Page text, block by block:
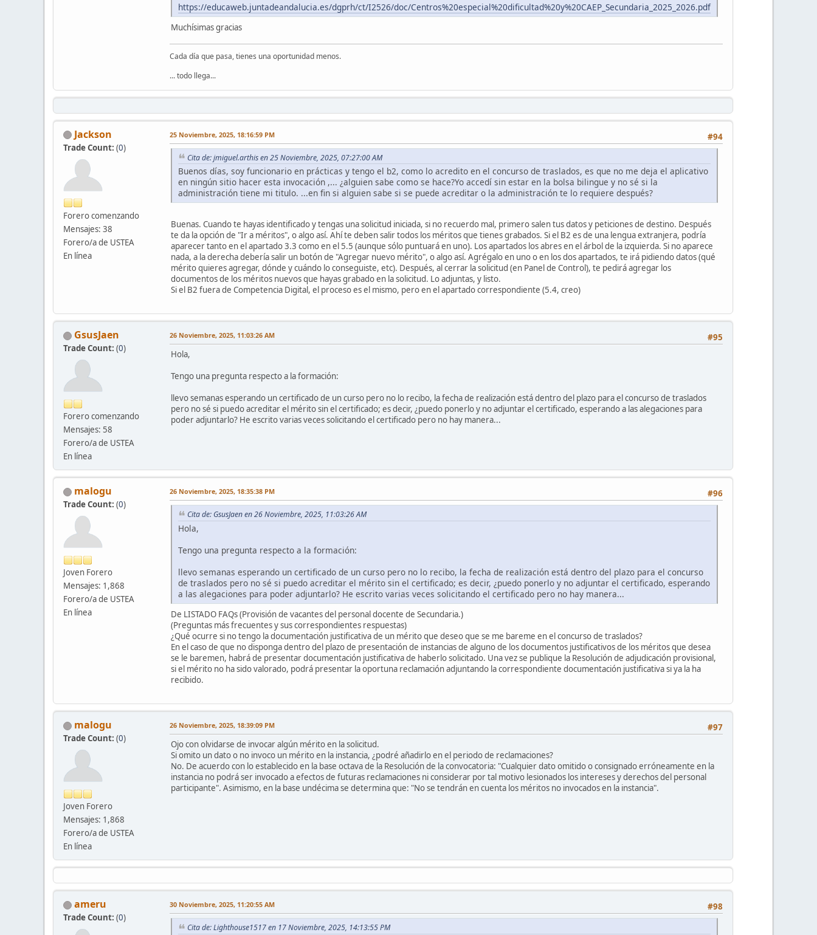
https://educaweb.juntadeandalucia.es/dgprh/ct/I2526/doc/Centros%20especial%20dificultad%20y%20CAEP_Secundaria_2025_2026.pdf
Muchísimas gracias
Cada día que pasa, tienes una oportunidad menos.
... todo llega...
Jackson
Trade Count: (0)
Forero comenzando
Mensajes: 38
Forero/a de USTEA
En línea
#94
25 Noviembre, 2025, 18:16:59 PM
Cita de: jmiguel.arthis en 25 Noviembre, 2025, 07:27:00 AM
Buenos días, soy funcionario en prácticas y tengo el b2, como lo acredito en el concurso de traslados, es que no me deja el aplicativo
en ningún sitio hacer esta invocación ,... ¿alguien sabe como se hace?Yo accedí sin estar en la bolsa bilingue y no sé si la
administración tiene mi titulo. ...en fin si alguien sabe si se puede acreditar o la administración te lo requiere después?
Buenas. Cuando te hayas identificado y tengas una solicitud iniciada, si no recuerdo mal, primero salen tus datos y peticiones de destino. Después
te da la opción de "Ir a méritos", o algo así. Ahí te deben salir todos los méritos que tienes grabados. Si el B2 es de una lengua extranjera, podría
aparecer tanto en el apartado 3.3 como en el 5.5 (aunque sólo puntuará en uno). Los apartados los abres en el árbol de la izquierda. Si no aparece
nada, a la derecha debería salir un botón de "Agregar nuevo mérito", o algo así. Agrégalo en uno o en los dos apartados, te irá pidiendo datos (qué
mérito quieres agregar, dónde y cuándo lo conseguiste, etc). Después, al cerrar la solicitud (en Panel de Control), te pedirá agregar los
documentos de los méritos nuevos que hayas grabado en la solicitud. Lo adjuntas, y listo.
Si el B2 fuera de Competencia Digital, el proceso es el mismo, pero en el apartado correspondiente (5.4, creo)
GsusJaen
Trade Count: (0)
Forero comenzando
Mensajes: 58
Forero/a de USTEA
En línea
#95
26 Noviembre, 2025, 11:03:26 AM
Hola,
Tengo una pregunta respecto a la formación:
llevo semanas esperando un certificado de un curso pero no lo recibo, la fecha de realización está dentro del plazo para el concurso de traslados
pero no sé si puedo acreditar el mérito sin el certificado; es decir, ¿puedo ponerlo y no adjuntar el certificado, esperando a las alegaciones para
poder adjuntarlo? He escrito varias veces solicitando el certificado pero no hay manera...
malogu
Trade Count: (0)
Joven Forero
Mensajes: 1,868
Forero/a de USTEA
En línea
#96
26 Noviembre, 2025, 18:35:38 PM
Cita de: GsusJaen en 26 Noviembre, 2025, 11:03:26 AM
Hola,
Tengo una pregunta respecto a la formación:
llevo semanas esperando un certificado de un curso pero no lo recibo, la fecha de realización está dentro del plazo para el concurso
de traslados pero no sé si puedo acreditar el mérito sin el certificado; es decir, ¿puedo ponerlo y no adjuntar el certificado, esperando
a las alegaciones para poder adjuntarlo? He escrito varias veces solicitando el certificado pero no hay manera...
De LISTADO FAQs (Provisión de vacantes del personal docente de Secundaria.)
(Preguntas más frecuentes y sus correspondientes respuestas)
¿Qué ocurre si no tengo la documentación justificativa de un mérito que deseo que se me bareme en el concurso de traslados?
En el caso de que no disponga dentro del plazo de presentación de instancias de alguno de los documentos justificativos de los méritos que desea
se le baremen, habrá de presentar documentación justificativa de haberlo solicitado. Una vez se publique la Resolución de adjudicación provisional,
si el mérito no ha sido valorado, podrá presentar la oportuna reclamación adjuntando la correspondiente documentación justificativa si ya la ha
recibido.
malogu
Trade Count: (0)
Joven Forero
Mensajes: 1,868
Forero/a de USTEA
En línea
#97
26 Noviembre, 2025, 18:39:09 PM
Ojo con olvidarse de invocar algún mérito en la solicitud.
Si omito un dato o no invoco un mérito en la instancia, ¿podré añadirlo en el periodo de reclamaciones?
No. De acuerdo con lo establecido en la base octava de la Resolución de la convocatoria: "Cualquier dato omitido o consignado erróneamente en la
instancia no podrá ser invocado a efectos de futuras reclamaciones ni considerar por tal motivo lesionados los intereses y derechos del personal
participante". Asimismo, en la base undécima se determina que: "No se tendrán en cuenta los méritos no invocados en la instancia".
ameru
Trade Count: (0)
#98
30 Noviembre, 2025, 11:20:55 AM
Cita de: Lighthouse1517 en 17 Noviembre, 2025, 14:13:55 PM